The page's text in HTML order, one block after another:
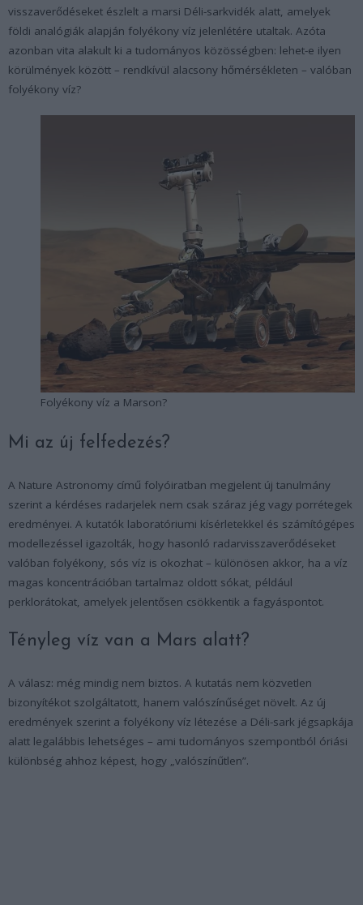
visszaverődéseket észlelt a marsi Déli-sarkvidék alatt, amelyek
földi analógiák alapján folyékony víz jelenlétére utaltak. Azóta
azonban vita alakult ki a tudományos közösségben: lehet-e ilyen
körülmények között – rendkívül alacsony hőmérsékleten – valóban
folyékony víz?
Folyékony víz a Marson?
Mi az új felfedezés?
A Nature Astronomy című folyóiratban megjelent új tanulmány
szerint a kérdéses radarjelek nem csak száraz jég vagy porrétegek
eredményei. A kutatók laboratóriumi kísérletekkel és számítógépes
modellezéssel igazolták, hogy hasonló radarvisszaverődéseket
valóban folyékony, sós víz is okozhat – különösen akkor, ha a víz
magas koncentrációban tartalmaz oldott sókat, például
perklorátokat, amelyek jelentősen csökkentik a fagyáspontot.
Tényleg víz van a Mars alatt?
A válasz: még mindig nem biztos. A kutatás nem közvetlen
bizonyítékot szolgáltatott, hanem valószínűséget növelt. Az új
eredmények szerint a folyékony víz létezése a Déli-sark jégsapkája
alatt legalábbis lehetséges – ami tudományos szempontból óriási
különbség ahhoz képest, hogy „valószínűtlen”.